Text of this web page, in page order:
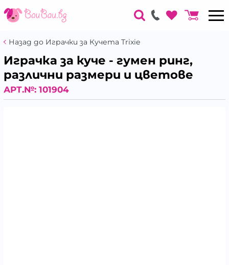
Назад до Играчки за Кучета Trixie
Играчка за куче - гумен ринг,
различни размери и цветове
АРТ.№: 101904